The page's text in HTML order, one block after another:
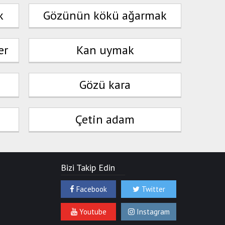
Gözünün kökü ağarmak
Kan uymak
Gözü kara
Çetin adam
Bizi Takip Edin
Facebook Twitter
Youtube Instagram